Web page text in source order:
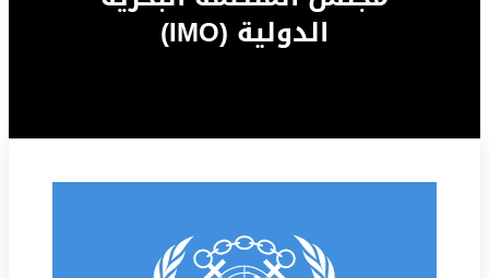
الدولية (IMO)